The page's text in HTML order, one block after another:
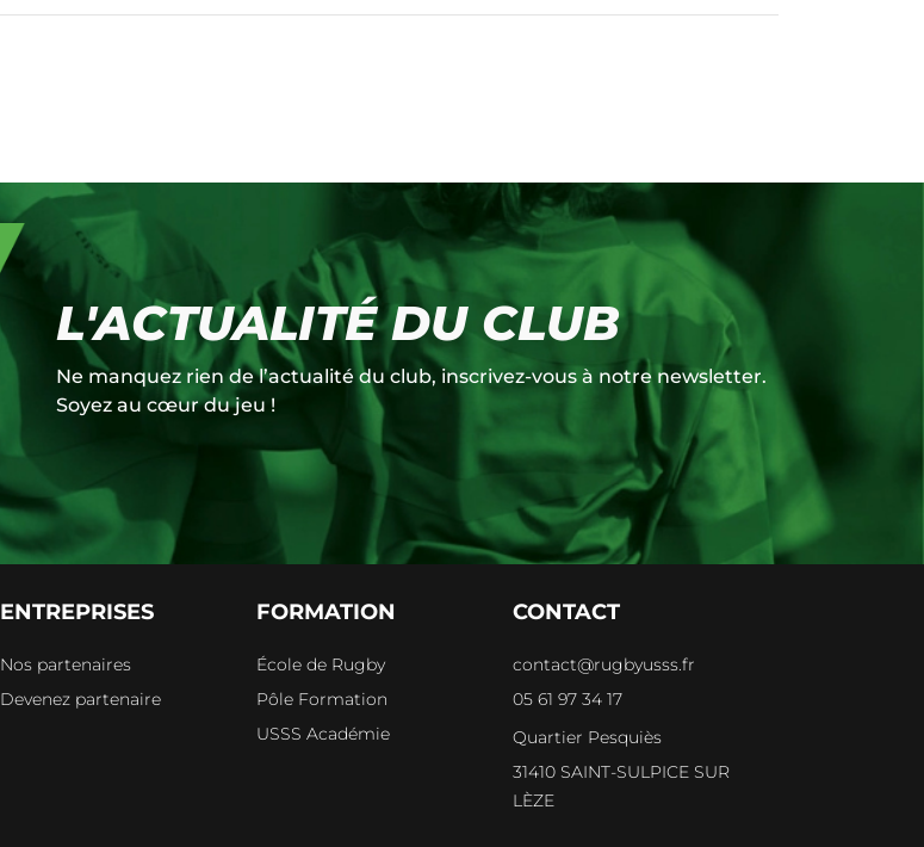
L'ACTUALITÉ DU CLUB
Ne manquez rien de l’actualité du club, inscrivez-vous à notre newsletter.
Soyez au cœur du jeu !
ENTREPRISES
Nos partenaires
Devenez partenaire
FORMATION
École de Rugby
Pôle Formation
USSS Académie
CONTACT
contact@rugbyusss.fr
05 61 97 34 17
Quartier Pesquiès
31410 SAINT-SULPICE SUR
LÈZE